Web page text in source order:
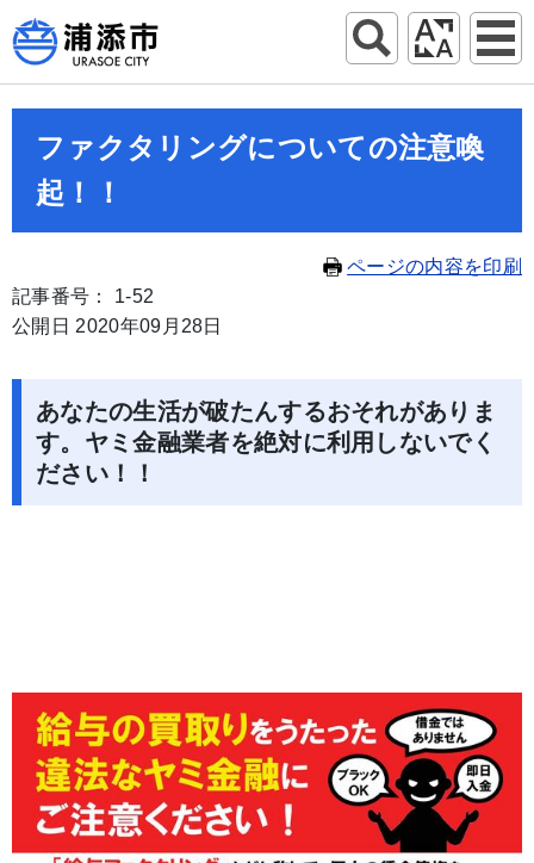
ファクタリングについての注意喚
起！！
ページの内容を印刷
記事番号： 1-52
公開日 2020年09月28日
あなたの生活が破たんするおそれがありま
す。ヤミ金融業者を絶対に利用しないでく
ださい！！